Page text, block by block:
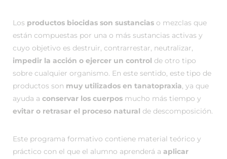
Los productos biocidas son sustancias o mezclas que
están compuestas por una o más sustancias activas y
cuyo objetivo es destruir, contrarrestar, neutralizar,
impedir la acción o ejercer un control de otro tipo
sobre cualquier organismo. En este sentido, este tipo de
productos son muy utilizados en tanatopraxia, ya que
ayuda a conservar los cuerpos mucho más tiempo y
evitar o retrasar el proceso natural de descomposición.
Este programa formativo contiene material teórico y
práctico con el que el alumno aprenderá a aplicar